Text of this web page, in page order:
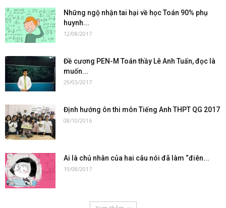
Những ngộ nhận tai hại về học Toán 90% phụ
huynh...
12/08/2017
Đề cương PEN-M Toán thầy Lê Anh Tuấn, đọc là
muốn...
29/03/2017
Định hướng ôn thi môn Tiếng Anh THPT QG 2017
08/10/2016
Ai là chủ nhân của hai câu nói đã làm “điên...
19/08/2017